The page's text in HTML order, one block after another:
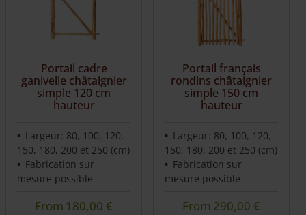
variations.
choisies
sur
du
produit
variations.
peuvent
choisies
du
produit
Portail cadre
ganivelle châtaignier
simple 120 cm
hauteur
Largeur: 80, 100, 120,
150, 180, 200 et 250 (cm)
Fabrication sur
mesure possible
From 180,00€
Portail français
rondins châtaignier
simple 150 cm
hauteur
Largeur: 80, 100, 120,
150, 180, 200 et 250 (cm)
Fabrication sur
mesure possible
From 290,00€